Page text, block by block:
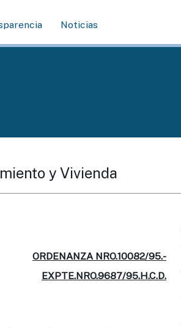
Noticias
y Vivienda
ORDENANZA NRO.10082/95.-
EXPTE.NRO.9687/95.H.C.D.